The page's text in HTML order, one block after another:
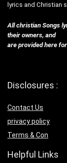
lyrics and Christian
All christian Songs
their owners, and
are provided here
Disclosures :
Contact Us
privacy policy
Terms & Con
Helpful Links